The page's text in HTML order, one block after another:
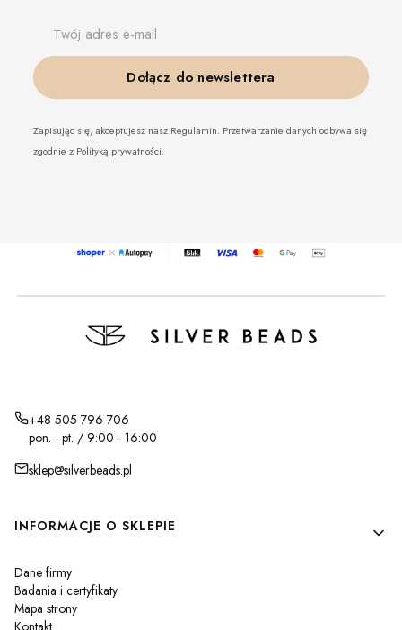
Twój adres e-mail
Dołącz do newslettera
Zapisując się, akceptujesz nasz Regulamin. Przetwarzanie danych odbywa się
zgodnie z Polityką prywatności.
+48 505 796 706
pon. - pt. / 9:00 - 16:00
sklep@silverbeads.pl
Linki w stopce
INFORMACJE O SKLEPIE
Dane firmy
Badania i certyfikaty
Mapa strony